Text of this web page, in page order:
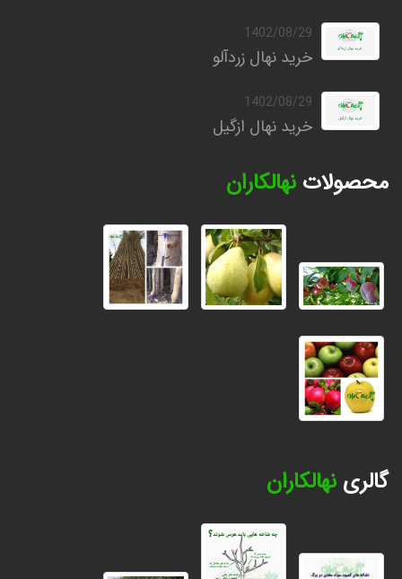
1402/08/29
خرید نهال زردآلو
1402/08/29
خرید نهال ازگیل
محصولات نهالکاران
گالری نهالکاران